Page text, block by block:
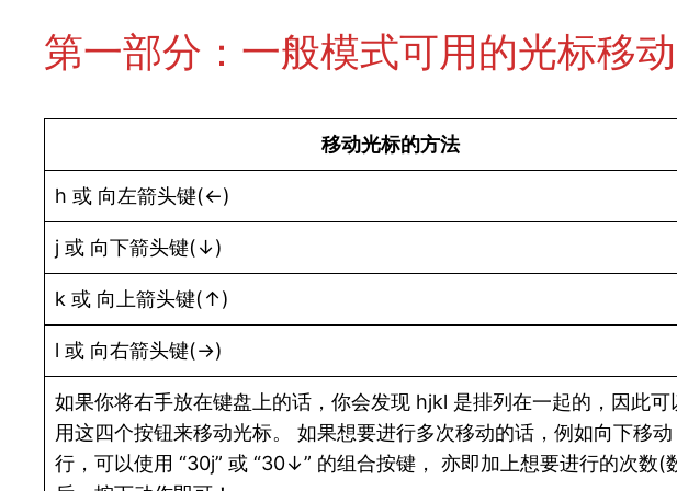
第一部分：一般模式可用的光标移
移动光标的方法
h 或 向左箭头键(←)
j 或 向下箭头键(↓)
k 或 向上箭头键(↑)
l 或 向右箭头键(→)
如果你将右手放在键盘上的话，你会发现 hjkl 是排列在一起的，因此可
用这四个按钮来移动光标。 如果想要进行多次移动的话，例如向下移
行，可以使用 “30j” 或 “30↓” 的组合按键， 亦即加上想要进行的次数(